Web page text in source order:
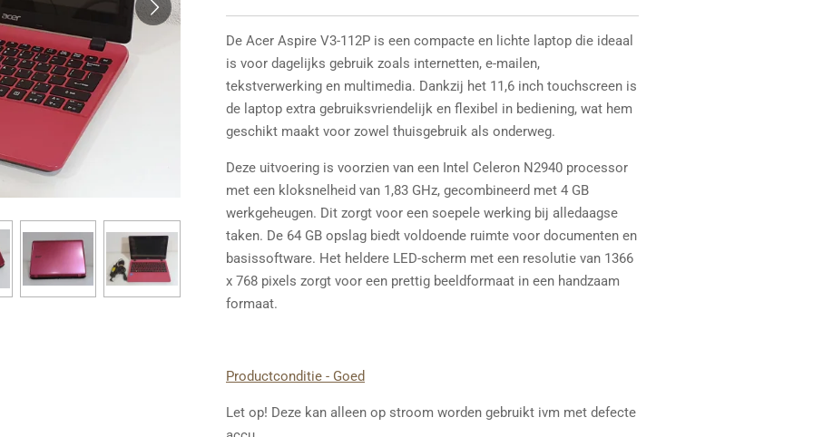
De Acer Aspire V3-112P is een compacte en lichte laptop die ideaal
is voor dagelijks gebruik zoals internetten, e-mailen,
tekstverwerking en multimedia. Dankzij het 11,6 inch touchscreen is
de laptop extra gebruiksvriendelijk en flexibel in bediening, wat hem
geschikt maakt voor zowel thuisgebruik als onderweg.
Deze uitvoering is voorzien van een Intel Celeron N2940 processor
met een kloksnelheid van 1,83 GHz, gecombineerd met 4 GB
werkgeheugen. Dit zorgt voor een soepele werking bij alledaagse
taken. De 64 GB opslag biedt voldoende ruimte voor documenten en
basissoftware. Het heldere LED-scherm met een resolutie van 1366
x 768 pixels zorgt voor een prettig beeldformaat in een handzaam
formaat.
Productconditie - Goed
Let op! Deze kan alleen op stroom worden gebruikt ivm met defecte